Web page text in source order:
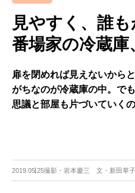
見やすく、誰も
番場家の冷蔵庫
扉を閉めれば見えないから
がちなのが冷蔵庫の中。で
思議と部屋も片づいていくの
2019.05.25撮影・岩本慶三 文・新田草子